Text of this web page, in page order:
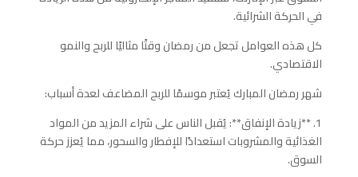
في الحركة الشرائية.
كل هذه العوامل تجعل من رمضان وقتًا مثاليًا للربح والنمو
الاقتصادي.
شهر رمضان المبارك يُعتبر موسمًا للربح المضاعف لعدة أسباب:
1. **زيادة الإنفاق**: يُقبل الناس على شراء المزيد من المواد
الغذائية والمشروبات استعدادًا للإفطار والسحور، مما يُعزز حركة
السوق.